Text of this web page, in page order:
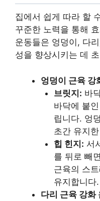
집에서 쉽게 따라 할
꾸준한 노력을 통해
운동들은 엉덩이, 다
성을 향상시키는 데
엉덩이 근육 강
브릿지: 바
바닥에 붙
립니다. 엉
초간 유지
힙 힌지: 서
를 뒤로 빼
근육의 스
유지합니다.
다리 근육 강화